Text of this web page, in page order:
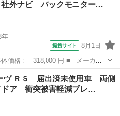
外ナビ バックモニター…
年
提携サイト 8月1日
ヴ ■ グレード名： カスタム
バックモニター アクセル踏
ヴ ＲＳ 届出済未使用車 両側
ドア 衝突被害軽減ブレ…